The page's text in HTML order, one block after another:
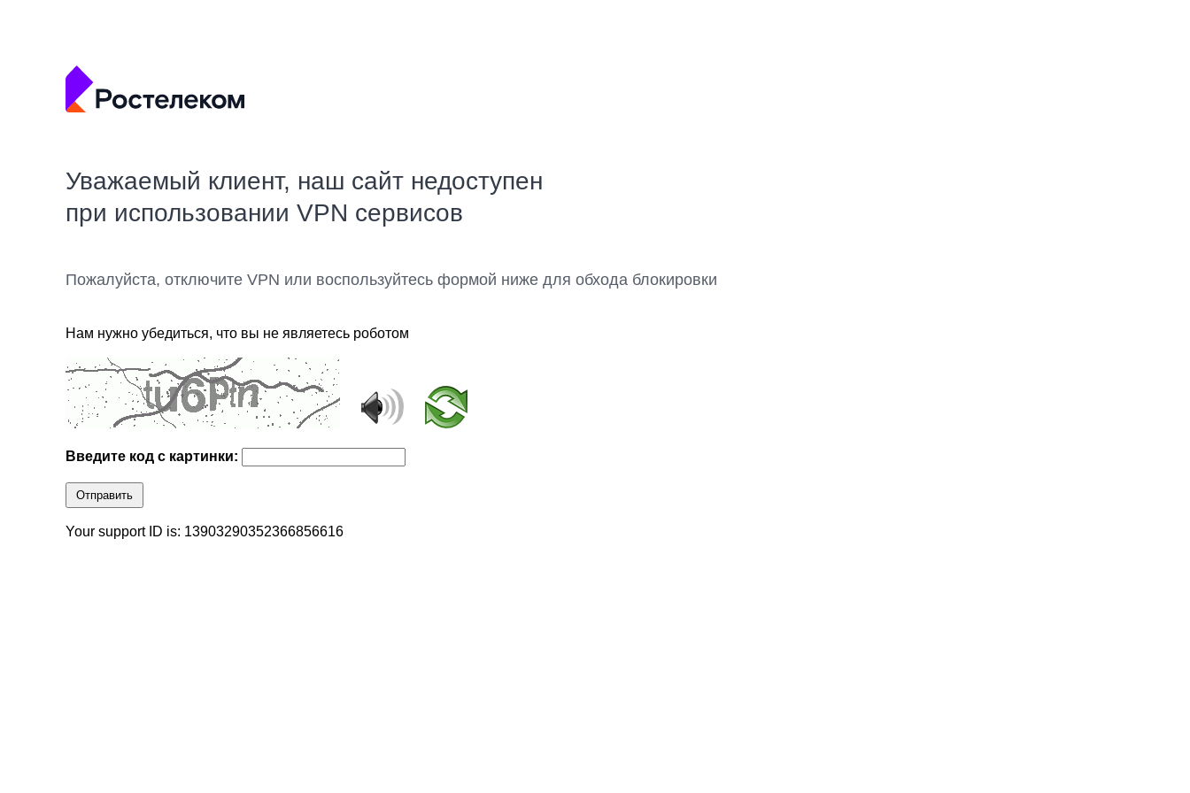
Уважаемый клиент, наш сайт недоступен
при использовании VPN сервисов
Пожалуйста, отключите VPN или воспользуйтесь формой ниже для обхода блокировки
Нам нужно убедиться, что вы не являетесь роботом
Введите код с картинки:
Отправить
Your support ID is: 13903290352366856616